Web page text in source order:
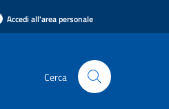
Accedi all'area personale
Cerca